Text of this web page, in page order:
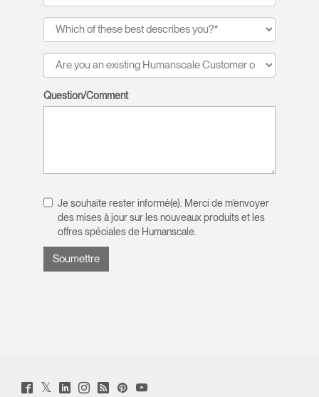
Question/Comment
Je souhaite rester informé(e). Merci de m'envoyer
des mises à jour sur les nouveaux produits et les
offres spéciales de Humanscale.
Facebook
Twitter
(opens
LinkedInInstagramHumanscale
PinterstYouTube